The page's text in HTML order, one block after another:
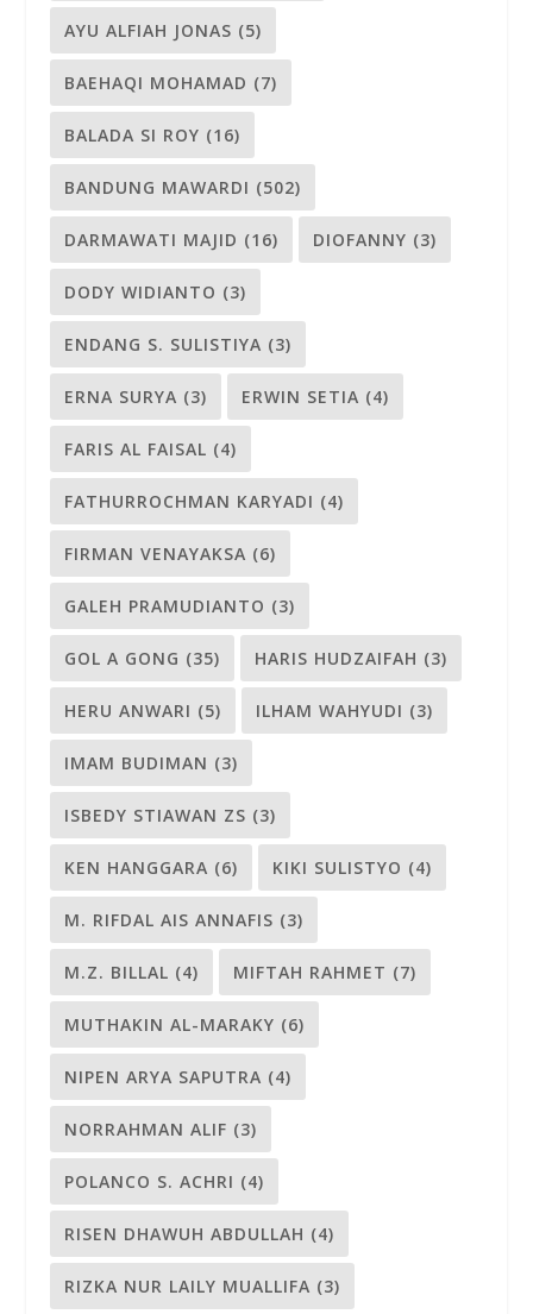
AYU ALFIAH JONAS (5)
BAEHAQI MOHAMAD (7)
BALADA SI ROY (16)
BANDUNG MAWARDI (502)
DARMAWATI MAJID (16) DIOFANNY (3)
DODY WIDIANTO (3)
ENDANG S. SULISTIYA (3)
ERNA SURYA (3) ERWIN SETIA (4)
FARIS AL FAISAL (4)
FATHURROCHMAN KARYADI (4)
FIRMAN VENAYAKSA (6)
GALEH PRAMUDIANTO (3)
GOL A GONG (35) HARIS HUDZAIFAH (3)
HERU ANWARI (5) ILHAM WAHYUDI (3)
IMAM BUDIMAN (3)
ISBEDY STIAWAN ZS (3)
KEN HANGGARA (6) KIKI SULISTYO (4)
M. RIFDAL AIS ANNAFIS (3)
M.Z. BILLAL (4) MIFTAH RAHMET (7)
MUTHAKIN AL-MARAKY (6)
NIPEN ARYA SAPUTRA (4)
NORRAHMAN ALIF (3)
POLANCO S. ACHRI (4)
RISEN DHAWUH ABDULLAH (4)
RIZKA NUR LAILY MUALLIFA (3)